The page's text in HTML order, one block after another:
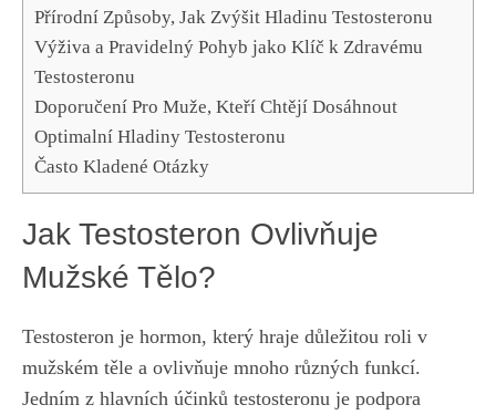
Přírodní ​Způsoby, Jak Zvýšit Hladinu Testosteronu
Výživa a Pravidelný Pohyb jako ‍Klíč k Zdravému
Testosteronu
Doporučení Pro Muže,‍ Kteří Chtějí Dosáhnout
Optimalní Hladiny Testosteronu
Často Kladené Otázky
Jak Testosteron Ovlivňuje
Mužské Tělo?
Testosteron je ​hormon, který hraje důležitou roli v
mužském těle a ‌ovlivňuje mnoho různých funkcí.
Jedním z hlavních účinků ⁢testosteronu je podpora